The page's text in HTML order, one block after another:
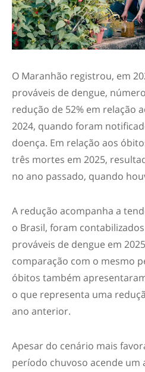
O Maranhão registrou, em
prováveis de dengue,
redução de 52% em relação
2024, quando foram
doença. Em relação aos
três mortes em 2025,
no ano passado, quando
A redução acompanha a
o Brasil, foram
prováveis de dengue em
comparação com o mesmo
óbitos também
o que representa uma
ano anterior.
Apesar do cenário mais
período chuvoso acende um